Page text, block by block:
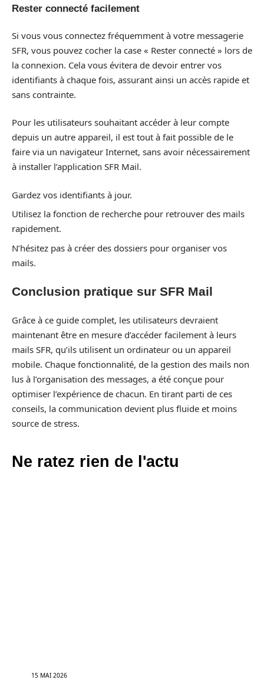
Rester connecté facilement
Si vous vous connectez fréquemment à votre messagerie
SFR, vous pouvez cocher la case « Rester connecté » lors de
la connexion. Cela vous évitera de devoir entrer vos
identifiants à chaque fois, assurant ainsi un accès rapide et
sans contrainte.
Pour les utilisateurs souhaitant accéder à leur compte
depuis un autre appareil, il est tout à fait possible de le
faire via un navigateur Internet, sans avoir nécessairement
à installer l’application SFR Mail.
Gardez vos identifiants à jour.
Utilisez la fonction de recherche pour retrouver des mails
rapidement.
N’hésitez pas à créer des dossiers pour organiser vos
mails.
Conclusion pratique sur SFR Mail
Grâce à ce guide complet, les utilisateurs devraient
maintenant être en mesure d’accéder facilement à leurs
mails SFR, qu’ils utilisent un ordinateur ou un appareil
mobile. Chaque fonctionnalité, de la gestion des mails non
lus à l’organisation des messages, a été conçue pour
optimiser l’expérience de chacun. En tirant parti de ces
conseils, la communication devient plus fluide et moins
source de stress.
Ne ratez rien de l'actu
15 MAI 2026